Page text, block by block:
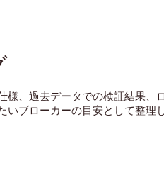
様、過去データでの検証結果、
いブローカーの目安として整理